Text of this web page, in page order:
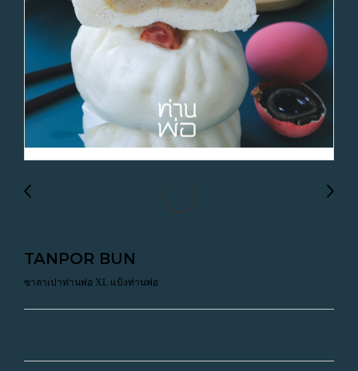
TANPOR BUN
ซาลาเปาท่านพ่อ XL แป้งท่านพ่อ